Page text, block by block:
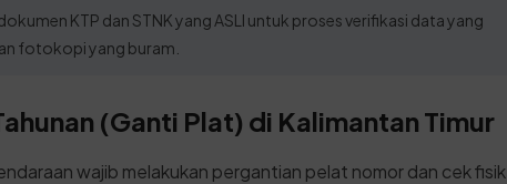
KTP dan STNK yang ASLI untuk proses verifikasi data yang
fotokopi yang buram.
(Ganti Plat) di Kalimantan Timur
wajib melakukan pergantian pelat nomor dan cek fisik